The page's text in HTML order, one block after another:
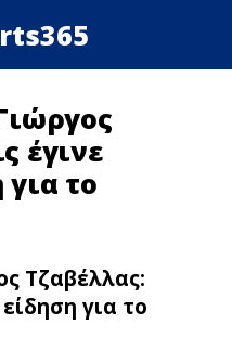
έγινε
το
Τζαβέλλας:
για το